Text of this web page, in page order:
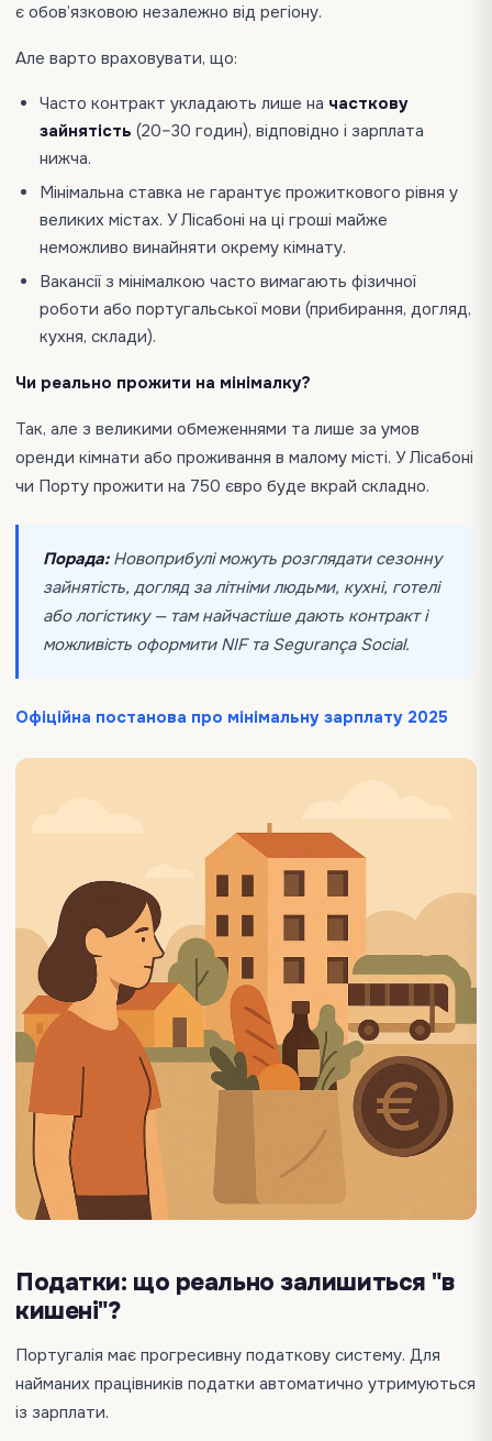
є обов’язковою незалежно від регіону.
Але варто враховувати, що:
Часто контракт укладають лише на часткову
зайнятість (20–30 годин), відповідно і зарплата
нижча.
Мінімальна ставка не гарантує прожиткового рівня у
великих містах. У Лісабоні на ці гроші майже
неможливо винайняти окрему кімнату.
Вакансії з мінімалкою часто вимагають фізичної
роботи або португальської мови (прибирання, догляд,
кухня, склади).
Чи реально прожити на мінімалку?
Так, але з великими обмеженнями та лише за умов
оренди кімнати або проживання в малому місті. У Лісабоні
чи Порту прожити на 750 євро буде вкрай складно.
Порада:Новоприбулі можуть розглядати сезонну
зайнятість, догляд за літніми людьми, кухні, готелі
або логістику — там найчастіше дають контракт і
можливість оформити NIF та Segurança Social.
Офіційна постанова про мінімальну зарплату 2025
Податки: що реально залишиться "в
кишені"?
Португалія має прогресивну податкову систему. Для
найманих працівників податки автоматично утримуються
із зарплати.